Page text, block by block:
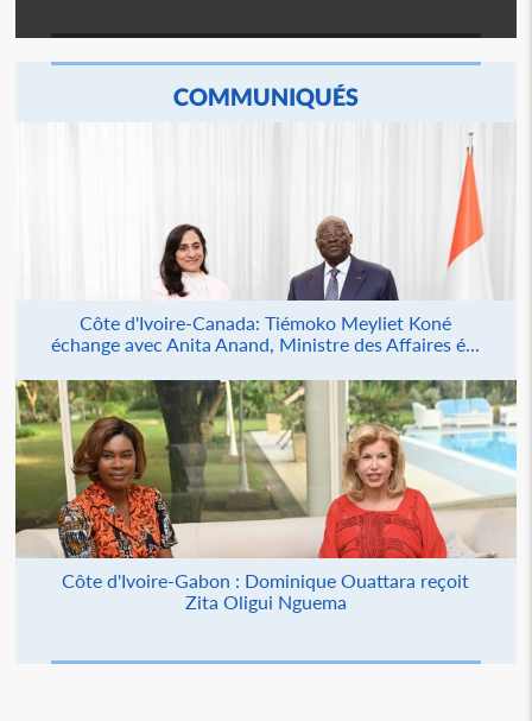
COMMUNIQUÉS
Côte d'Ivoire-Canada: Tiémoko Meyliet Koné
échange avec Anita Anand, Ministre des Affaires é...
Côte d'Ivoire-Gabon : Dominique Ouattara reçoit
Zita Oligui Nguema